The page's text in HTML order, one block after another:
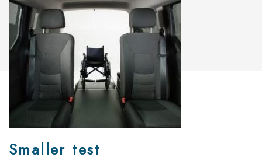
Smaller test